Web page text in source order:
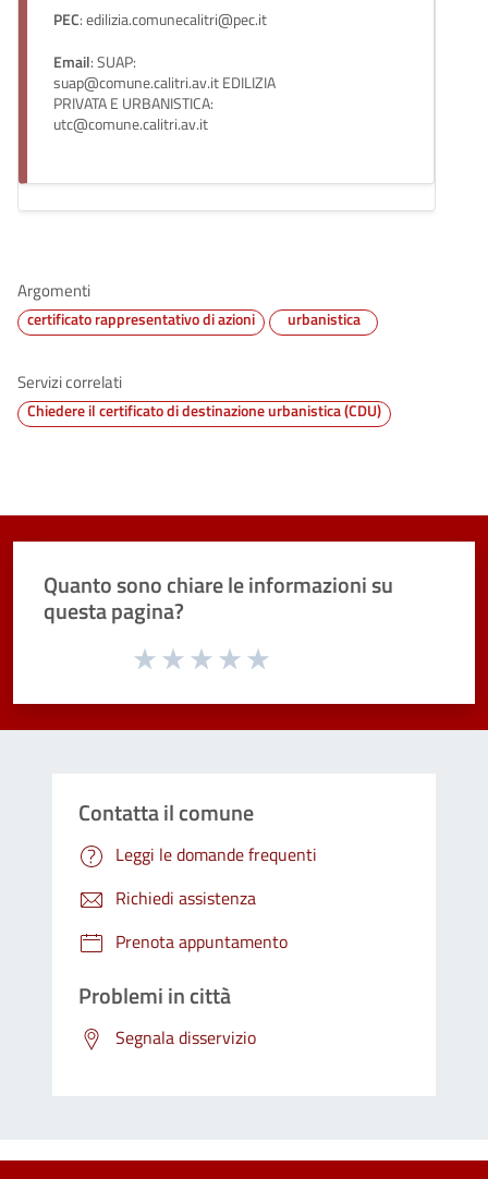
PEC: edilizia.comunecalitri@pec.it
Email: SUAP:
suap@comune.calitri.av.it EDILIZIA
PRIVATA E URBANISTICA:
utc@comune.calitri.av.it
Argomenti
certificato rappresentativo di azioni urbanistica
Servizi correlati
Chiedere il certificato di destinazione urbanistica (CDU)
Quanto sono chiare le informazioni su
questa pagina?
Valuta da 1 a 5 stelle la pagina
Contatta il comune
Leggi le domande frequenti
Richiedi assistenza
Prenota appuntamento
Problemi in città
Segnala disservizio